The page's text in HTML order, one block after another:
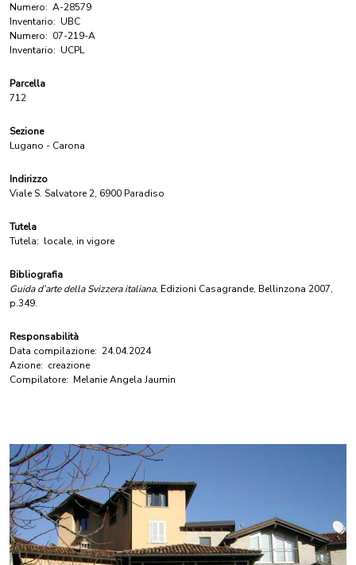
Numero: A-28579
Inventario: UBC
Numero: 07-219-A
Inventario: UCPL
Parcella
712
Sezione
Lugano - Carona
Indirizzo
Viale S. Salvatore 2, 6900 Paradiso
Tutela
Tutela: locale, in vigore
Bibliografia
Guida d’arte della Svizzera italiana, Edizioni Casagrande, Bellinzona 2007,
p.349.
Responsabilità
Data compilazione: 24.04.2024
Azione: creazione
Compilatore: Melanie Angela Jaumin